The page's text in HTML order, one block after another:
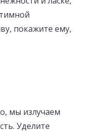
покажите ему,
мы излучаем
Уделите